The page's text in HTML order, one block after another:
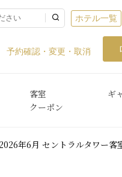
ホテル一覧
予約確認・変更・取消
客室
ギ
クーポン
年6月 セントラルタワー客